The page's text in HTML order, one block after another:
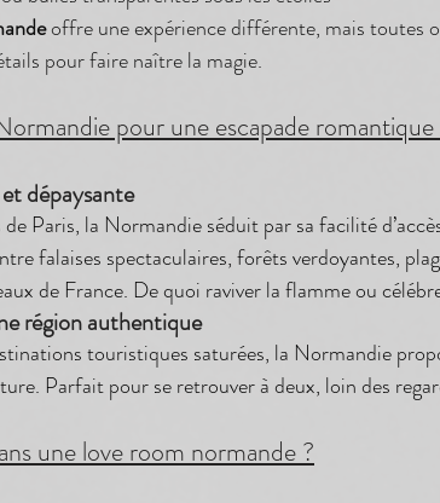
offre une expérience différente, mais toutes
pour faire naître la magie.
pour une escapade romantique
dépaysante
Paris, la Normandie séduit par sa facilité
falaises spectaculaires, forêts verdoyantes,
de France. De quoi raviver la flamme ou
région authentique
touristiques saturées, la Normandie
Parfait pour se retrouver à deux, loin des
une love room normande ?